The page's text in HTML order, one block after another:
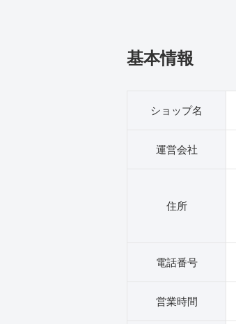
基本情報
ショップ名
運営会社
住所
電話番号
営業時間